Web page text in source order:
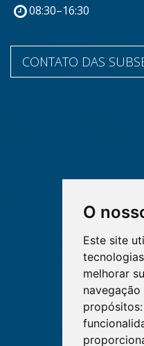
O
Este site
melhorar
propósitos:
08:30–16:30
CONTATO DAS